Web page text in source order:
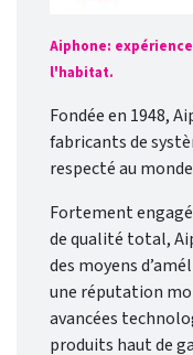
Aiphone:
l'habitat.
Fondée en 1948,
fabricants de
respecté au
Fortement
de qualité total,
des moyens
une réputation
avancées
produits haut de